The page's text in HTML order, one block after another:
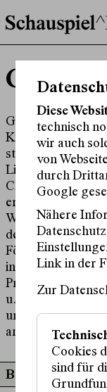
Giorgio
Giorgio Ferretti
studiert sowie
Literaturinstitut
Chefredakteur
erhielt er den
der Stiftung
Förderpreis. 2024
in Krakau und
Prosa, Lyrik,
u. a. in Akzente,
und Das Narr.
am Schauspiel
Beteiligt an
Diese
technisch
wir auch
von
durch
Google
Nähere
Link in der
Zur
Cookies
sind für